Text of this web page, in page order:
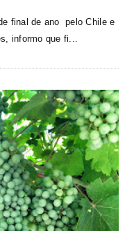
final de ano pelo Chile e
informo que fi...